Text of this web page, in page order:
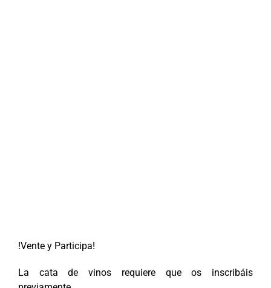
!Vente y Participa!
La cata de vinos requiere que os inscribáis